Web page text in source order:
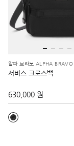
알파 브라보 ALPHA BRAVO
서비스 크로스백
630,000 원